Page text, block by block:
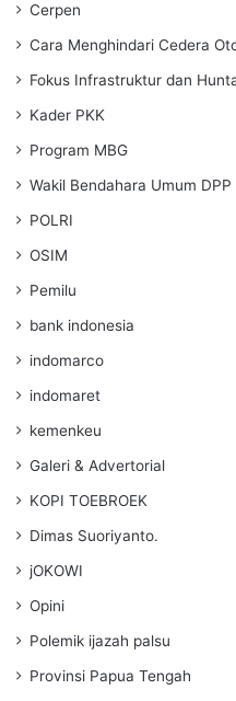
Cerpen
Cara Menghindari Cedera
Fokus Infrastruktur dan
Kader PKK
Program MBG
Wakil Bendahara Umum DPP
POLRI
OSIM
Pemilu
bank indonesia
indomarco
indomaret
kemenkeu
Galeri & Advertorial
KOPI TOEBROEK
Dimas Suoriyanto.
jOKOWI
Opini
Polemik ijazah palsu
Provinsi Papua Tengah